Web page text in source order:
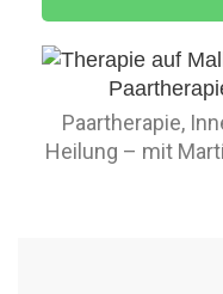
Paartherapie,
Heilung – mit